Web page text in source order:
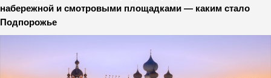
набережной и смотровыми площадками — каким стало
Подпорожье